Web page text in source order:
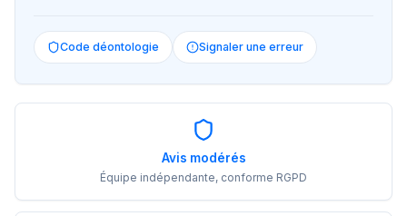
Code déontologie Signaler une erreur
Avis modérés
Équipe indépendante, conforme RGPD